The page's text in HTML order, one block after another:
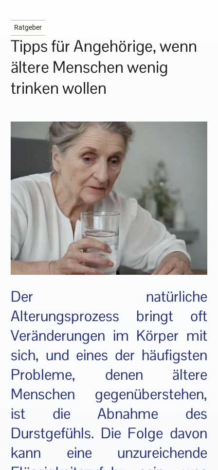
Ratgeber
Tipps für Angehörige, wenn
ältere Menschen wenig
trinken wollen
Der natürliche
Alterungsprozess bringt oft
Veränderungen im Körper mit
sich, und eines der häufigsten
Probleme, denen ältere
Menschen gegenüberstehen,
ist die Abnahme des
Durstgefühls. Die Folge davon
kann eine unzureichende